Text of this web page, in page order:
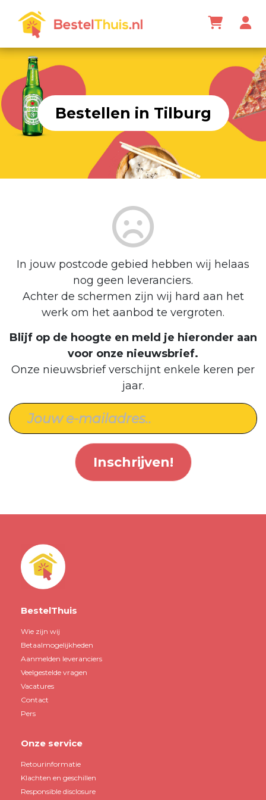
Bestellen in Tilburg
In jouw postcode gebied hebben wij helaas
nog geen leveranciers.
Achter de schermen zijn wij hard aan het
werk om het aanbod te vergroten.
Blijf op de hoogte en meld je hieronder aan
voor onze nieuwsbrief.
Onze nieuwsbrief verschijnt enkele keren per
jaar.
Inschrijven!
BestelThuis
Wie zijn wij
Betaalmogelijkheden
Aanmelden leveranciers
Veelgestelde vragen
Vacatures
Contact
Pers
Onze service
Retourinformatie
Klachten en geschillen
Responsible disclosure